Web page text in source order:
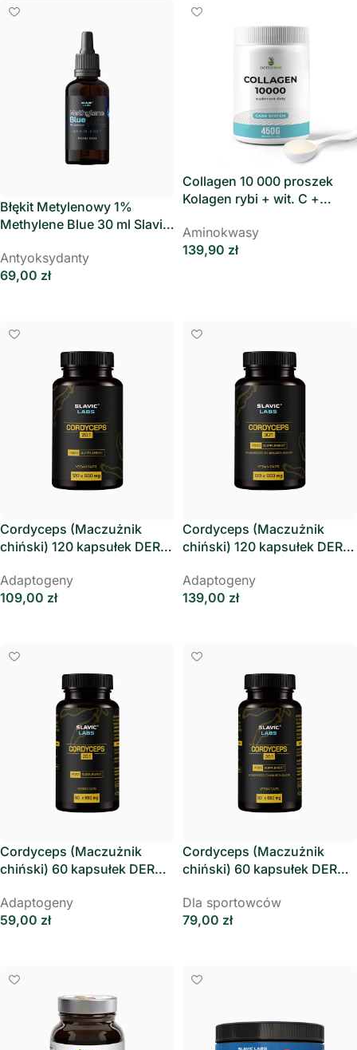
Błękit Metylenowy 1%
Methylene Blue 30 ml Slavic
Antyoksydanty
69,00 zł
Collagen 10 000 proszek
Kolagen rybi + wit. C +
Aminokwasy
139,90 zł
Cordyceps (Maczużnik
chiński) 120 kapsułek DER
Adaptogeny
109,00 zł
Cordyceps (Maczużnik
chiński) 120 kapsułek DER
Adaptogeny
139,00 zł
Cordyceps (Maczużnik
chiński) 60 kapsułek DER
Adaptogeny
59,00 zł
Cordyceps (Maczużnik
chiński) 60 kapsułek DER
Dla sportowców
79,00 zł